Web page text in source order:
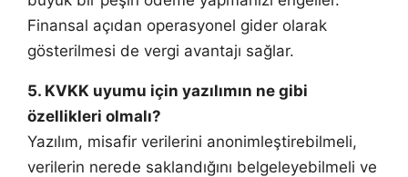
Finansal açıdan operasyonel gider olarak
gösterilmesi de vergi avantajı sağlar.
5. KVKK uyumu için yazılımın ne gibi
özellikleri olmalı?
Yazılım, misafir verilerini anonimleştirebilmeli,
verilerin nerede saklandığını belgeleyebilmeli ve